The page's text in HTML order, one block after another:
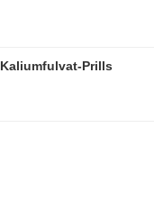
Kaliumfulvat-Prills